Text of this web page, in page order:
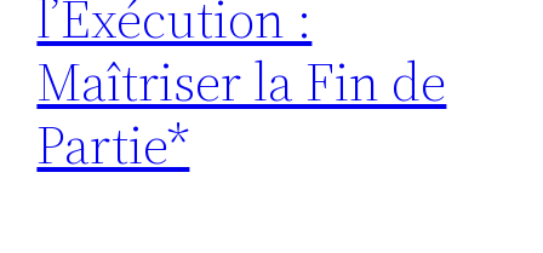
l’Exécution :
Maîtriser la Fin de
Partie*